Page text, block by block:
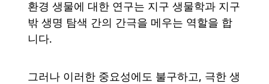
환경 생물에 대한 연구는 지구 생물학과 지구
밖 생명 탐색 간의 간극을 메우는 역할을 합
니다.
그러나 이러한 중요성에도 불구하고, 극한 생